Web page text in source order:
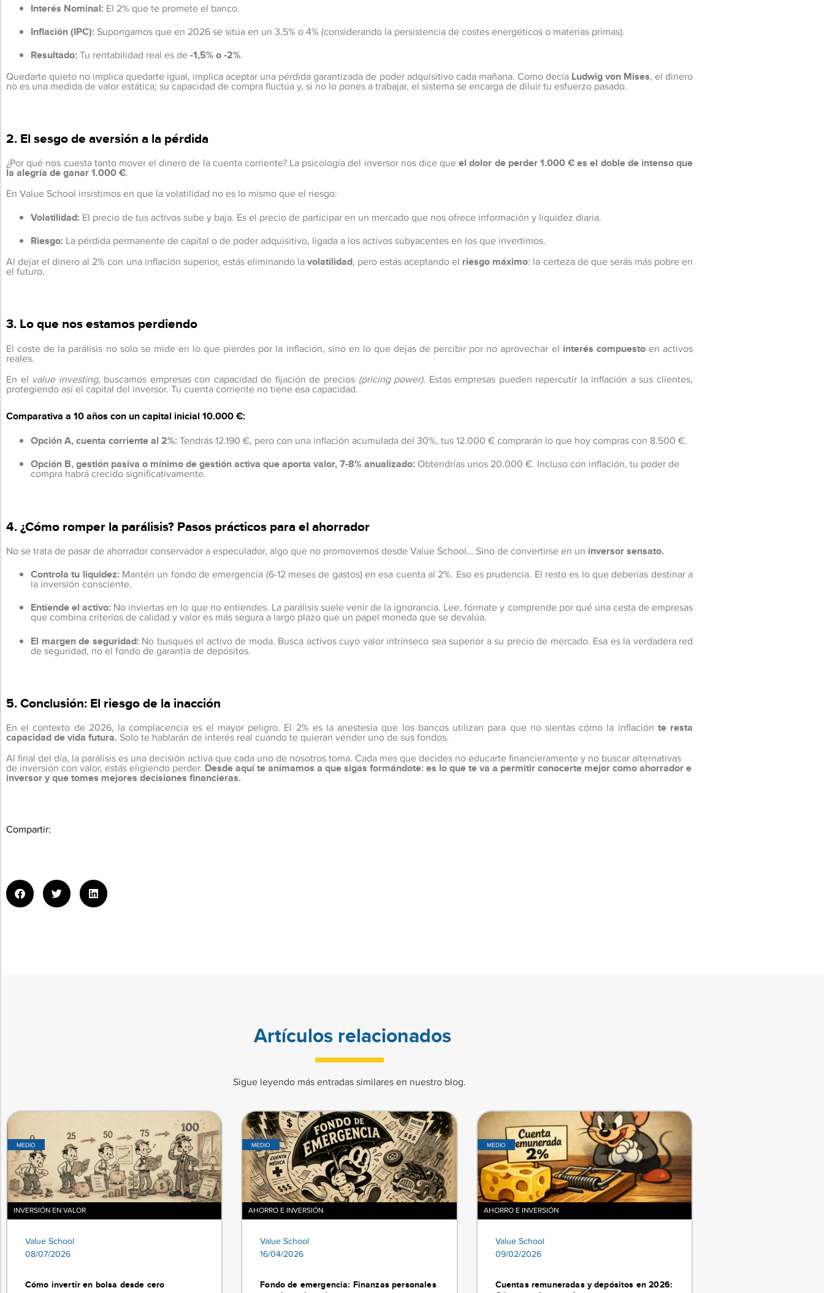
Interés Nominal: El 2% que te promete el banco.
Inflación (IPC): Supongamos que en 2026 se sitúa en un 3,5% o 4% (considerando la persistencia de costes energéticos o materias primas).
Resultado: Tu rentabilidad real es de-1,5% o -2%.
Quedarte quieto no implica quedarte igual, implica aceptar una pérdida garantizada de poder adquisitivo cada mañana. Como decía Ludwig von Mises, el dinero
no es una medida de valor estática; su capacidad de compra fluctúa y, si no lo pones a trabajar, el sistema se encarga de diluir tu esfuerzo pasado.
2. El sesgo de aversión a la pérdida
¿Por qué nos cuesta tanto mover el dinero de la cuenta corriente? La psicología del inversor nos dice queel dolor de perder 1.000 € es el doble de intenso que
la alegría de ganar 1.000 €.
En Value School insistimos en que la volatilidad no es lo mismo que el riesgo:
Volatilidad: El precio de tus activos sube y baja. Es el precio de participar en un mercado que nos ofrece información y liquidez diaria.
Riesgo: La pérdida permanente de capital o de poder adquisitivo, ligada a los activos subyacentes en los que invertimos.
Al dejar el dinero al 2% con una inflación superior, estás eliminando lavolatilidad, pero estás aceptando el riesgo máximo: la certeza de que serás más pobre en
el futuro.
3. Lo que nos estamos perdiendo
El coste de la parálisis no solo se mide en lo que pierdes por la inflación, sino en lo que dejas de percibir por no aprovechar el interés compuestoen activos
reales.
En el value investing, buscamos empresas con capacidad de fijación de precios (pricing power). Estas empresas pueden repercutir la inflación a sus clientes,
protegiendo así el capital del inversor. Tu cuenta corriente no tiene esa capacidad.
Comparativa a 10 años con un capital inicial 10.000 €:
Opción A, cuenta corriente al 2%: Tendrás 12.190 €, pero con una inflación acumulada del 30%, tus 12.000 € comprarán lo que hoy compras con 8.500 €.
Opción B, gestión pasiva o mínimo de gestión activa que aporta valor, 7-8% anualizado: Obtendrías unos 20.000 €. Incluso con inflación, tu poder de
compra habrá crecido significativamente.
4. ¿Cómo romper la parálisis? Pasos prácticos para el ahorrador
No se trata de pasar de ahorrador conservador a especulador, algo que no promovemos desde Value School… Sino de convertirse en un inversor sensato.
Controla tu liquidez: Mantén un fondo de emergencia (6-12 meses de gastos) en esa cuenta al 2%. Eso es prudencia. El resto es lo que deberías destinar a
la inversión consciente.
Entiende el activo: No inviertas en lo que no entiendes. La parálisis suele venir de la ignorancia. Lee, fórmate y comprende por qué una cesta de empresas
que combina criterios de calidad y valor es más segura a largo plazo que un papel moneda que se devalúa.
El margen de seguridad: No busques el activo de moda. Busca activos cuyo valor intrínseco sea superior a su precio de mercado. Esa es la verdadera red
de seguridad, no el fondo de garantía de depósitos.
5. Conclusión: El riesgo de la inacción
En el contexto de 2026, la complacencia es el mayor peligro. El 2% es la anestesia que los bancos utilizan para que no sientas cómo la inflación te resta
capacidad de vida futura. Solo te hablarán de interés real cuando te quieran vender uno de sus fondos.
Al final del día, la parálisis es una decisión activa que cada uno de nosotros toma. Cada mes que decides no educarte financieramente y no buscar alternativas
de inversión con valor, estás eligiendo perder. Desde aquí te animamos a que sigas formándote: es lo que te va a permitir conocerte mejor como ahorrador e
inversor y que tomes mejores decisiones financieras.
Compartir:
Artículos relacionados
Sigue leyendo más entradas similares en nuestro blog.
MEDIO
INVERSIÓN EN VALOR
Value School
08/07/2026
Cómo invertir en bolsa desde cero
MEDIO
AHORRO E INVERSIÓN
Value School
16/04/2026
Fondo de emergencia: Finanzas personales
MEDIO
AHORRO E INVERSIÓN
Value School
09/02/2026
Cuentas remuneradas y depósitos en 2026: